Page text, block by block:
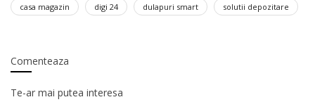
casa magazin digi 24 dulapuri smart solutii depozitare
Comenteaza
Te-ar mai putea interesa